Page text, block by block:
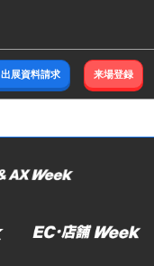
出展資料請求 来場登録